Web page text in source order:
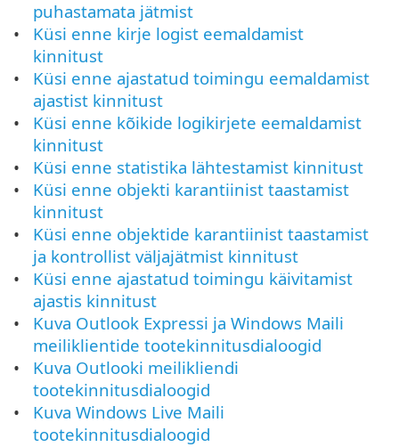
puhastamata jätmist
Küsi enne kirje logist eemaldamist
kinnitust
Küsi enne ajastatud toimingu eemaldamist
ajastist kinnitust
Küsi enne kõikide logikirjete eemaldamist
kinnitust
Küsi enne statistika lähtestamist kinnitust
Küsi enne objekti karantiinist taastamist
kinnitust
Küsi enne objektide karantiinist taastamist
ja kontrollist väljajätmist kinnitust
Küsi enne ajastatud toimingu käivitamist
ajastis kinnitust
Kuva Outlook Expressi ja Windows Maili
meiliklientide tootekinnitusdialoogid
Kuva Outlooki meilikliendi
tootekinnitusdialoogid
Kuva Windows Live Maili
tootekinnitusdialoogid